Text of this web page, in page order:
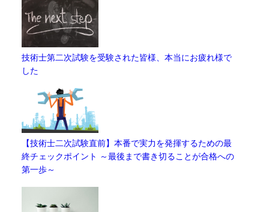
技術士第二次試験を受験された皆様、本当にお疲れ様で
した
【技術士二次試験直前】本番で実力を発揮するための最
終チェックポイント ～最後まで書き切ることが合格への
第一歩～